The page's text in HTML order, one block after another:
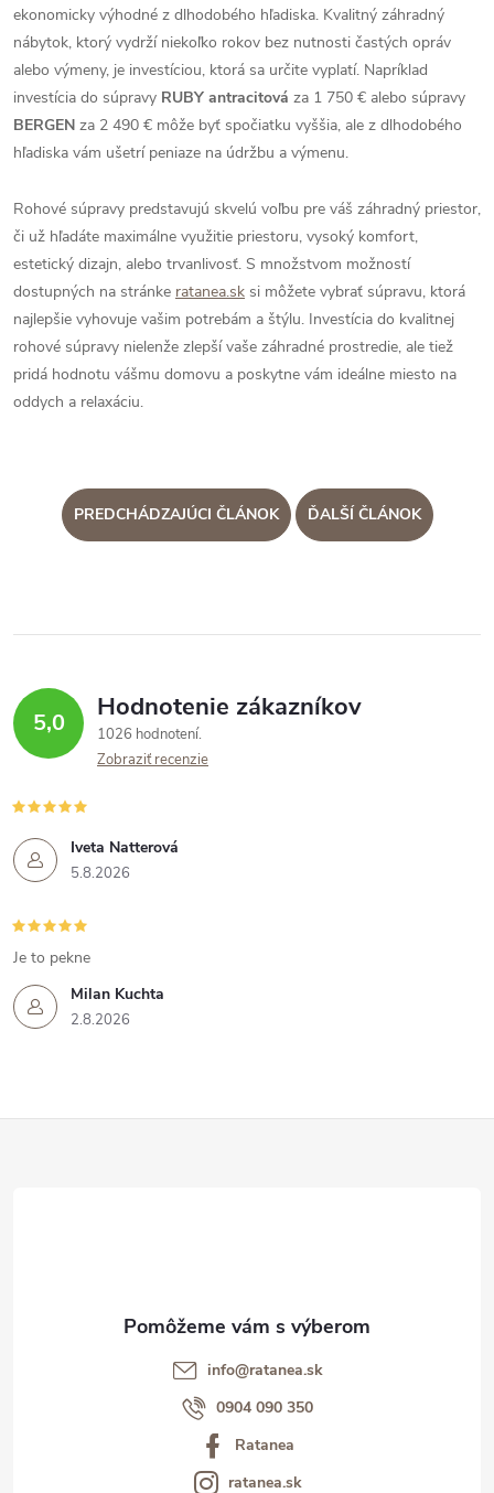
ekonomicky výhodné z dlhodobého hľadiska. Kvalitný záhradný
nábytok, ktorý vydrží niekoľko rokov bez nutnosti častých opráv
alebo výmeny, je investíciou, ktorá sa určite vyplatí. Napríklad
investícia do súpravy RUBY antracitová za 1 750 € alebo súpravy
BERGEN za 2 490 € môže byť spočiatku vyššia, ale z dlhodobého
hľadiska vám ušetrí peniaze na údržbu a výmenu​.
Rohové súpravy predstavujú skvelú voľbu pre váš záhradný priestor,
či už hľadáte maximálne využitie priestoru, vysoký komfort,
estetický dizajn, alebo trvanlivosť. S množstvom možností
dostupných na stránke ratanea.sk si môžete vybrať súpravu, ktorá
najlepšie vyhovuje vašim potrebám a štýlu. Investícia do kvalitnej
rohové súpravy nielenže zlepší vaše záhradné prostredie, ale tiež
pridá hodnotu vášmu domovu a poskytne vám ideálne miesto na
oddych a relaxáciu.
PREDCHÁDZAJÚCI ČLÁNOK ĎALŠÍ ČLÁNOK
5,0 Hodnotenie zákazníkov
1026 hodnotení
Zobraziť recenzie
Iveta Natterová
5.8.2026
Milan Kuchta
2.8.2026
Je to pekne
info@ratanea.sk
0904 090 350
Ratanea
ratanea.sk